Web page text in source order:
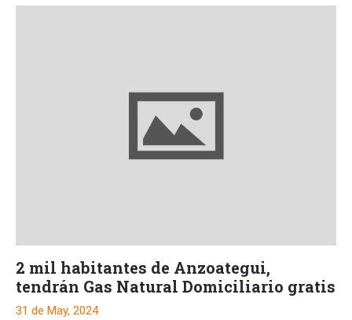
2 mil habitantes de Anzoategui,
tendrán Gas Natural Domiciliario gratis
31 de May, 2024